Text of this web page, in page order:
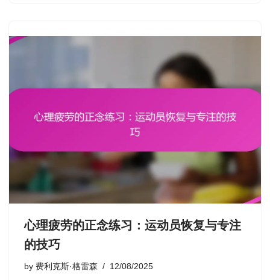
心理疲劳的正念练习：运动员恢复与专注
的技巧
by 费利克斯·格雷森 12/08/2025